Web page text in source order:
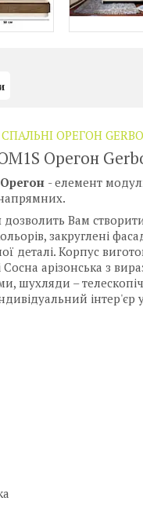
ОРЕГОН
Орегон
- елемент
дозволить Вам
закруглені
деталі. Корпус
арізонська з
шухляди –
інтер'єр